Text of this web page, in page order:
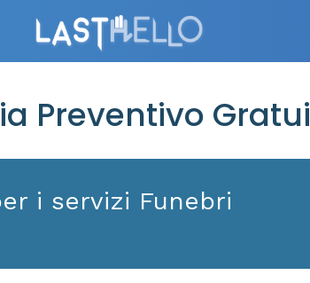
Preventivo
i servizi Funebri